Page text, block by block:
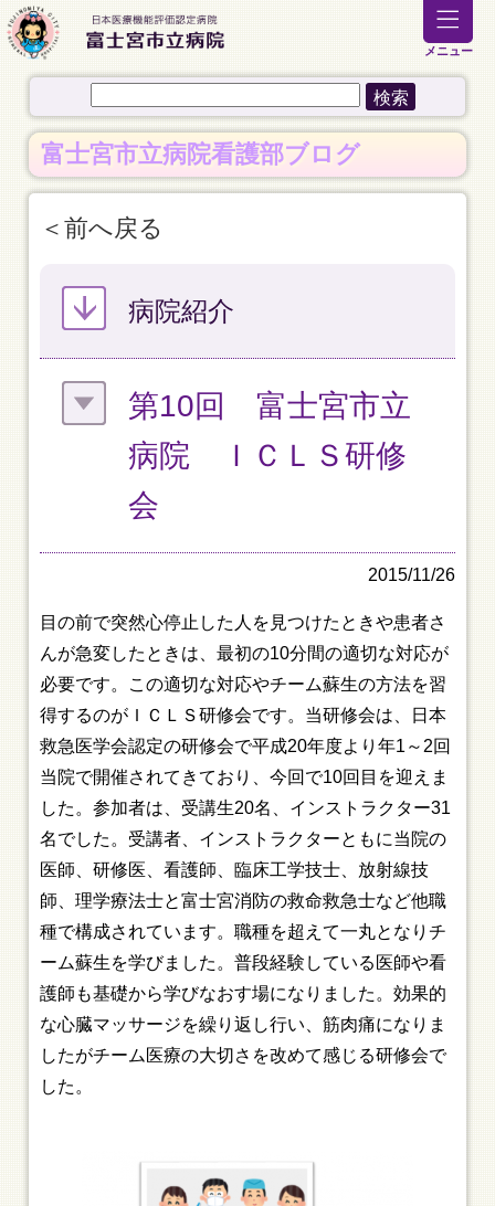
メニュー
富士宮市立病院看護部ブログ
前へ戻る
病院紹介
第10回 富士宮市立
病院 ＩＣＬＳ研修
会
2015/11/26
目の前で突然心停止した人を見つけたときや患者さ
んが急変したときは、最初の10分間の適切な対応が
必要です。この適切な対応やチーム蘇生の方法を習
得するのがＩＣＬＳ研修会です。当研修会は、日本
救急医学会認定の研修会で平成20年度より年1～2回
当院で開催されてきており、今回で10回目を迎えま
した。参加者は、受講生20名、インストラクター31
名でした。受講者、インストラクターともに当院の
医師、研修医、看護師、臨床工学技士、放射線技
師、理学療法士と富士宮消防の救命救急士など他職
種で構成されています。職種を超えて一丸となりチ
ーム蘇生を学びました。普段経験している医師や看
護師も基礎から学びなおす場になりました。効果的
な心臓マッサージを繰り返し行い、筋肉痛になりま
したがチーム医療の大切さを改めて感じる研修会で
した。